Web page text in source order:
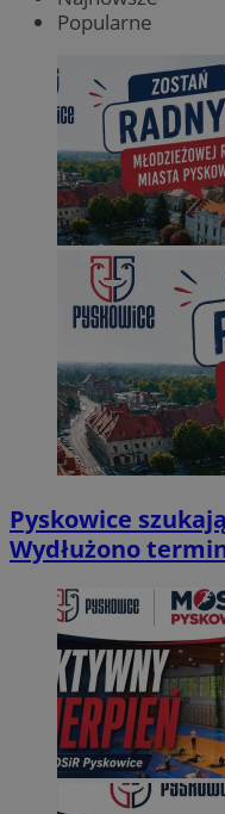
Popularne
Pyskowice
Wydłużono